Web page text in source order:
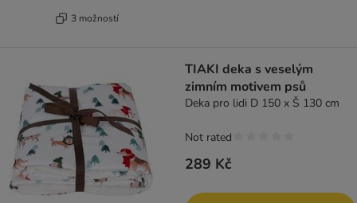
3 možností
TIAKI deka s veselým
zimním motivem psů
Deka pro lidi D 150 x Š 130 cm
289 Kč
Not rated